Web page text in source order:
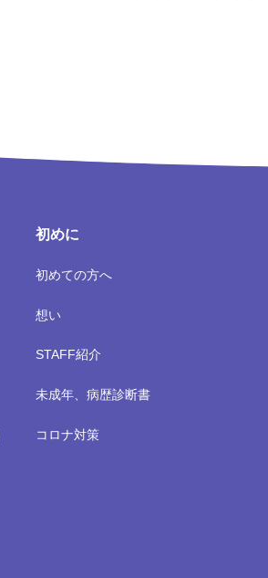
初めに
初めての方へ
想い
STAFF紹介
未成年、病歴診断書
コロナ対策